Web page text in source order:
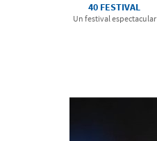
40 FESTIVAL
Un festival espectacular